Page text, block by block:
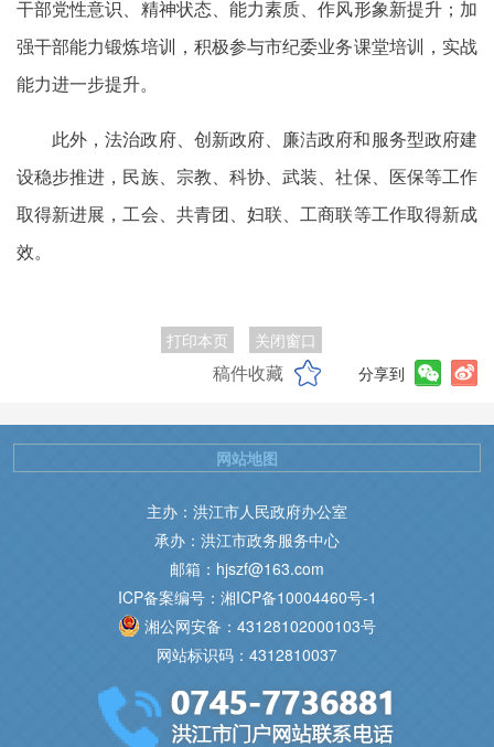
干部党性意识、精神状态、能力素质、作风形象新提升；加
强干部能力锻炼培训，积极参与市纪委业务课堂培训，实战
能力进一步提升。
此外，法治政府、创新政府、廉洁政府和服务型政府建
设稳步推进，民族、宗教、科协、武装、社保、医保等工作
取得新进展，工会、共青团、妇联、工商联等工作取得新成
效。
打印本页 关闭窗口
稿件收藏 分享到
主办：洪江市人民政府办公室
承办：洪江市政务服务中心
邮箱：hjszf@163.com
ICP备案编号：湘ICP备10004460号-1
湘公网安备：43128102000103号
网站标识码：4312810037
网站地图